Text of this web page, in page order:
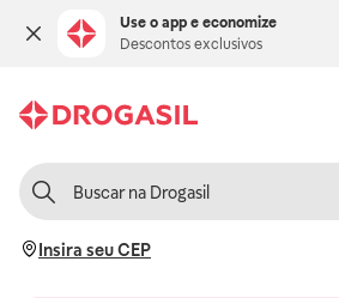
Use o app e economize
Descontos exclusivos
Insira seu CEP